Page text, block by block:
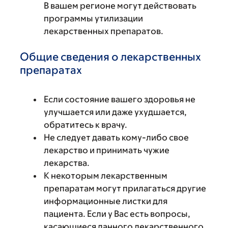
В вашем регионе могут действовать
программы утилизации
лекарственных препаратов.
Общие сведения о лекарственных
препаратах
Если состояние вашего здоровья не
улучшается или даже ухудшается,
обратитесь к врачу.
Не следует давать кому-либо свое
лекарство и принимать чужие
лекарства.
К некоторым лекарственным
препаратам могут прилагаться другие
информационные листки для
пациента. Если у Вас есть вопросы,